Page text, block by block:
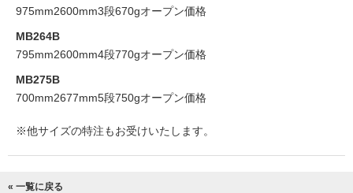
975mm2600mm3段670gオープン価格
MB264B
795mm2600mm4段770gオープン価格
MB275B
700mm2677mm5段750gオープン価格
※他サイズの特注もお受けいたします。
« 一覧に戻る